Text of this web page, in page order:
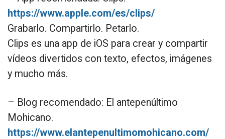
https://www.apple.com/es/clips/
Grabarlo. Compartirlo. Petarlo.
Clips es una app de iOS para crear y compartir
vídeos divertidos con texto, efectos, imágenes
y mucho más.
– Blog recomendado: El antepenúltimo
Mohicano.
https://www.elantepenultimomohicano.com/